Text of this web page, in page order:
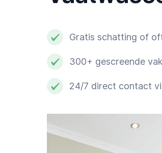
Slotenmaker
Witgoedmonteur
Hovenier
Schoonmaker
Computer expert
Gratis schatting of
300+ gescreende
24/7 direct contact